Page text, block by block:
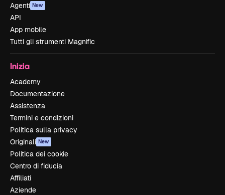
Agenti New
API
App mobile
Tutti gli strumenti Magnific
Inizia
Academy
Documentazione
Assistenza
Termini e condizioni
Politica sulla privacy
Originali New
Politica dei cookie
Centro di fiducia
Affiliati
Aziende